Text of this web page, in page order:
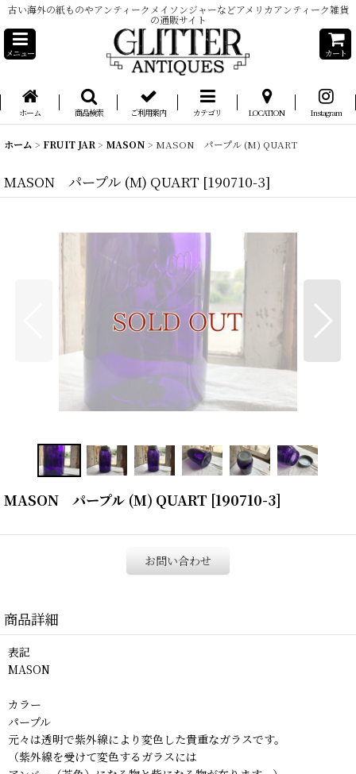
古い海外の紙ものやアンティークメイソンジャーなどアメリカアンティーク雑貨
の通販サイト
メニュー カート
ホーム 商品検索 ご利用案内 カテゴリ LOCATION Instagram
ホーム > FRUIT JAR > MASON > MASON パープル (M) QUART
MASON パープル (M) QUART [190710-3]
MASON パープル (M) QUART [190710-3]
お問い合わせ
商品詳細
表記
MASON
カラー
パープル
元々は透明で紫外線により変色した貴重なガラスです。
（紫外線を受けて変色するガラスには